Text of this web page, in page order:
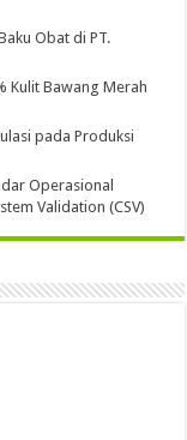
Obat di PT.
Kulit Bawang Merah
pada Produksi
Operasional
Validation (CSV)